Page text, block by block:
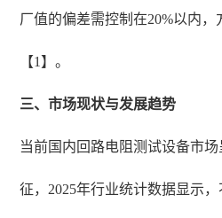
厂值的偏差需控制在20%以内
【1】。
三、市场现状与发展趋势
当前国内回路电阻测试设备市
征，2025年行业统计数据显示